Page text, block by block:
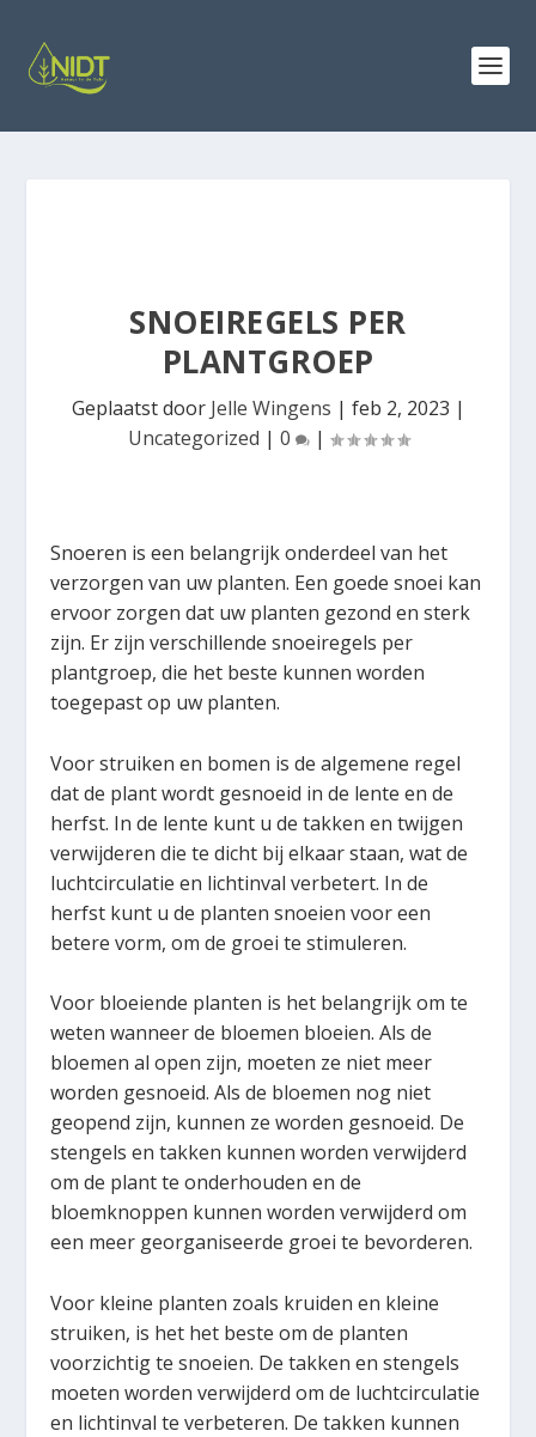
SNOEIREGELS PER
PLANTGROEP
Geplaatst door Jelle Wingens | feb 2, 2023 |
Uncategorized | 0 |
Snoeren is een belangrijk onderdeel van het
verzorgen van uw planten. Een goede snoei kan
ervoor zorgen dat uw planten gezond en sterk
zijn. Er zijn verschillende snoeiregels per
plantgroep, die het beste kunnen worden
toegepast op uw planten.
Voor struiken en bomen is de algemene regel
dat de plant wordt gesnoeid in de lente en de
herfst. In de lente kunt u de takken en twijgen
verwijderen die te dicht bij elkaar staan, wat de
luchtcirculatie en lichtinval verbetert. In de
herfst kunt u de planten snoeien voor een
betere vorm, om de groei te stimuleren.
Voor bloeiende planten is het belangrijk om te
weten wanneer de bloemen bloeien. Als de
bloemen al open zijn, moeten ze niet meer
worden gesnoeid. Als de bloemen nog niet
geopend zijn, kunnen ze worden gesnoeid. De
stengels en takken kunnen worden verwijderd
om de plant te onderhouden en de
bloemknoppen kunnen worden verwijderd om
een meer georganiseerde groei te bevorderen.
Voor kleine planten zoals kruiden en kleine
struiken, is het het beste om de planten
voorzichtig te snoeien. De takken en stengels
moeten worden verwijderd om de luchtcirculatie
en lichtinval te verbeteren. De takken kunnen